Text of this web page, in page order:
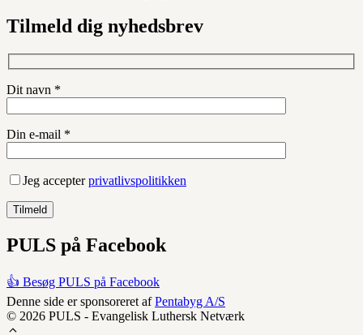
Tilmeld dig nyhedsbrev
Dit navn *
Din e-mail *
Jeg accepterprivatlivspolitikken
PULS på Facebook
👍 Besøg PULS på Facebook
Denne side er sponsoreret afPentabyg A/S
© 2026 PULS - Evangelisk Luthersk Netværk